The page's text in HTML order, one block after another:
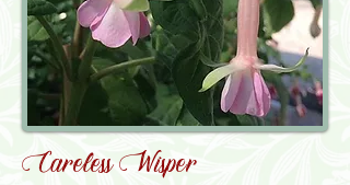
Careless Wisper